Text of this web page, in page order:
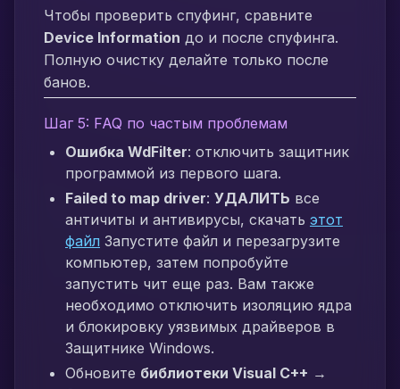
Чтобы проверить спуфинг, сравните
Device Information до и после спуфинга.
Полную очистку делайте только после
банов.
Шаг 5: FAQ по частым проблемам
Ошибка WdFilter: отключить защитник
программой из первого шага.
Failed to map driver: УДАЛИТЬ все
античиты и антивирусы, скачать этот
файл Запустите файл и перезагрузите
компьютер, затем попробуйте
запустить чит еще раз. Вам также
необходимо отключить изоляцию ядра
и блокировку уязвимых драйверов в
Защитнике Windows.
Обновите библиотеки Visual C++ →